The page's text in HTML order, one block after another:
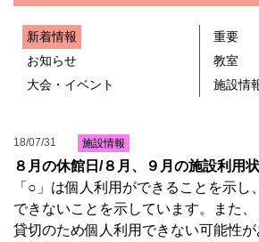
新着情報
重要
お知らせ
教室
大会・イベント
施設情
18/07/31 施設情報
８月の休館日/８月、９月の施設利用
「○」は個人利用ができることを示
できないことを示しています。また
貸切のため個人利用できない可能性